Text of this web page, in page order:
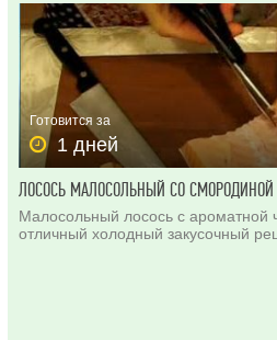
Готовится за
1 дней
ЛОСОСЬ МАЛОСОЛЬНЫЙ СО СМОРОДИНОЙ
Малосольный лосось с
отличный холодный закусочный